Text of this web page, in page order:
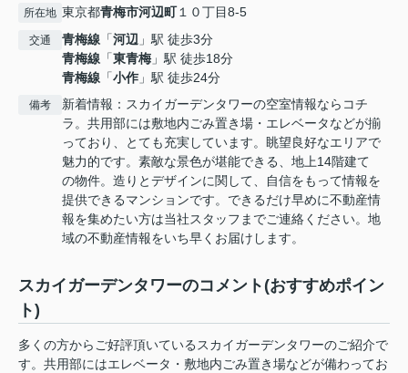
所在地 東京都青梅市河辺町１０丁目8-5
交通 青梅線 「河辺 」駅 徒歩3分
青梅線 「東青梅」駅 徒歩18分
青梅線 「小作 」駅 徒歩24分
備考
新着情報：スカイガーデンタワーの空室情報ならコチ
ラ。共用部には敷地内ごみ置き場・エレベータなどが揃
っており、とても充実しています。眺望良好なエリアで
魅力的です。素敵な景色が堪能できる、地上14階建て
の物件。造りとデザインに関して、自信をもって情報を
提供できるマンションです。できるだけ早めに不動産情
報を集めたい方は当社スタッフまでご連絡ください。地
域の不動産情報をいち早くお届けします。
スカイガーデンタワーのコメント(おすすめポイン
ト)
多くの方からご好評頂いているスカイガーデンタワーのご紹介で
す。共用部にはエレベータ・敷地内ごみ置き場などが備わってお